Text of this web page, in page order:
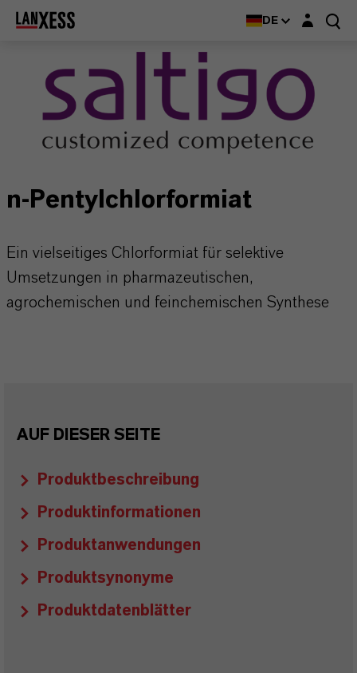
DE Login-Maske
n-Pentylchlorformiat
Ein vielseitiges Chlorformiat für selektive
Umsetzungen in pharmazeutischen,
agrochemischen und feinchemischen Synthese
AUF DIESER SEITE
Produktbeschreibung
Produktinformationen
Produktanwendungen
Produktsynonyme
Produktdatenblätter